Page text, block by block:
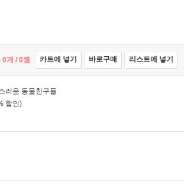
0개 / 0원 카트에 넣기 바로구매 리스트에 넣기
러운 동물친구들
할인)